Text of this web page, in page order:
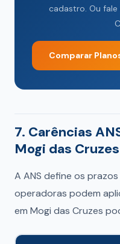
cadastro. Ou
Comparar
7. Carências
Mogi das Cruzes
A ANS define os
operadoras podem
em Mogi das Cruzes